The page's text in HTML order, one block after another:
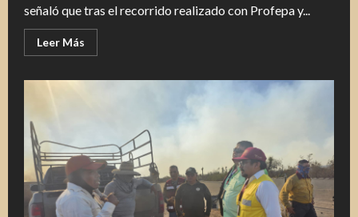
señaló que tras el recorrido realizado con Profepa y...
Leer Más
más
sarna
y
cada
vez
son
menos
mamíferos